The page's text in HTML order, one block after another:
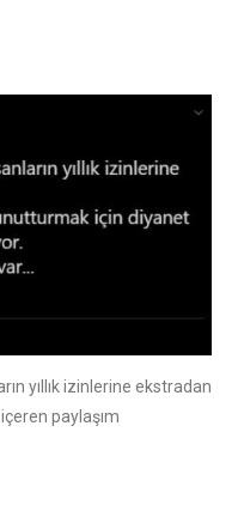
yıllık izinlerine ekstradan
paylaşım